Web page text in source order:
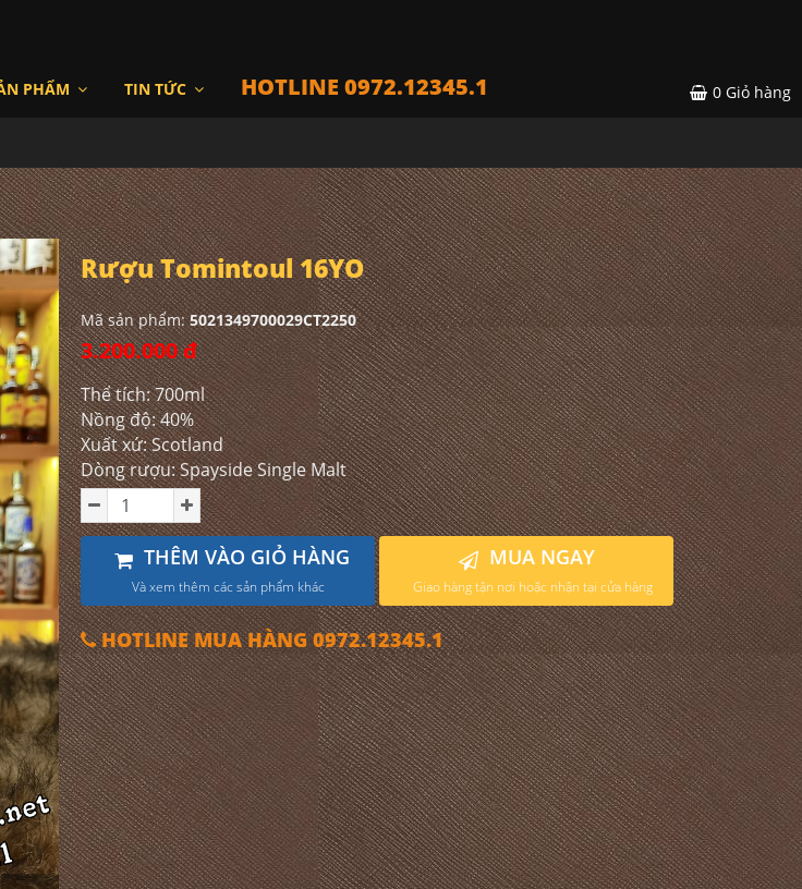
PHẨM TIN TỨC HOTLINE 0972.12345.1 0 Giỏ hàng
Rượu Tomintoul 16YO
Mã sản phẩm:5021349700029CT2250
3.200.000 đ
Thể tích: 700ml
Nồng độ: 40%
Xuất xứ: Scotland
Dòng rượu: Spayside Single Malt
THÊM VÀO GIỎ HÀNG
Và xem thêm các sản phẩm khác
MUA NGAY
Giao hàng tận nơi hoặc nhận tại cửa hàng
HOTLINE MUA HÀNG 0972.12345.1